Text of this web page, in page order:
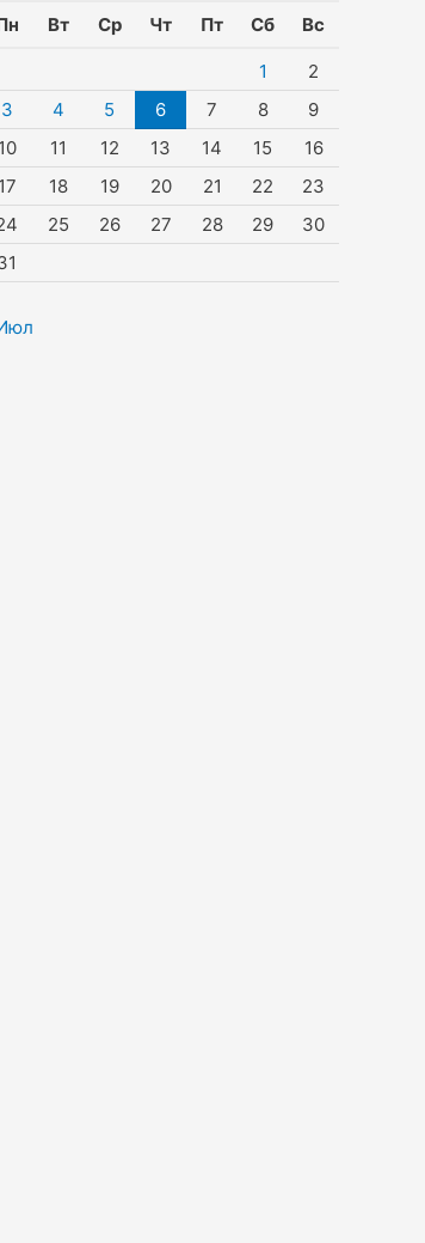
Вт Ср Чт Пт Сб Вс
1
2
3
4 5 6 7 8
9
10
11 12 13 14 15
16
17
18 19 20 21 22
23
25 26 27 28 29
30